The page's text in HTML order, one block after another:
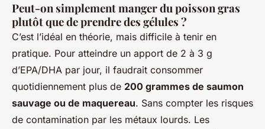
Peut-on simplement manger du poisson gras
plutôt que de prendre des gélules ?
C’est l’idéal en théorie, mais difficile à tenir en
pratique. Pour atteindre un apport de 2 à 3 g
d’EPA/DHA par jour, il faudrait consommer
quotidiennement plus de 200 grammes de saumon
sauvage ou de maquereau. Sans compter les risques
de contamination par les métaux lourds. Les